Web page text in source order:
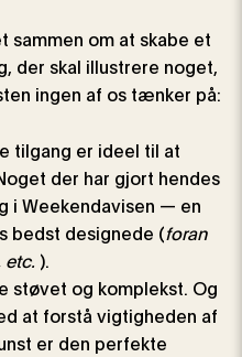
sammen om at skabe et
der skal illustrere noget,
ingen af ​​os tænker på:
tilgang er ideel til at
der har gjort hendes
i Weekendavisen — en
bedst designede (foran
etc. ).
støvet og komplekst. Og
at forstå vigtigheden af
er den perfekte